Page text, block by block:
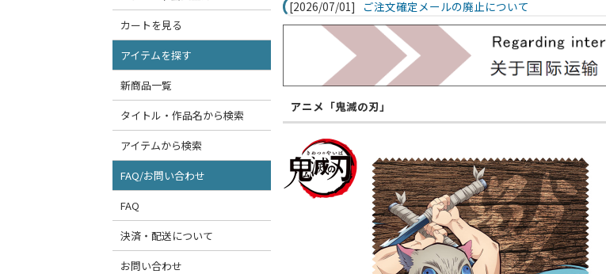
カートを見る
アイテムを探す
新商品一覧
タイトル・作品名から検索
アイテムから検索
FAQ/お問い合わせ
FAQ
決済・配送について
お問い合わせ
[2026/07/01]
ご注文確定メールの廃止について
アニメ「鬼滅の刃」